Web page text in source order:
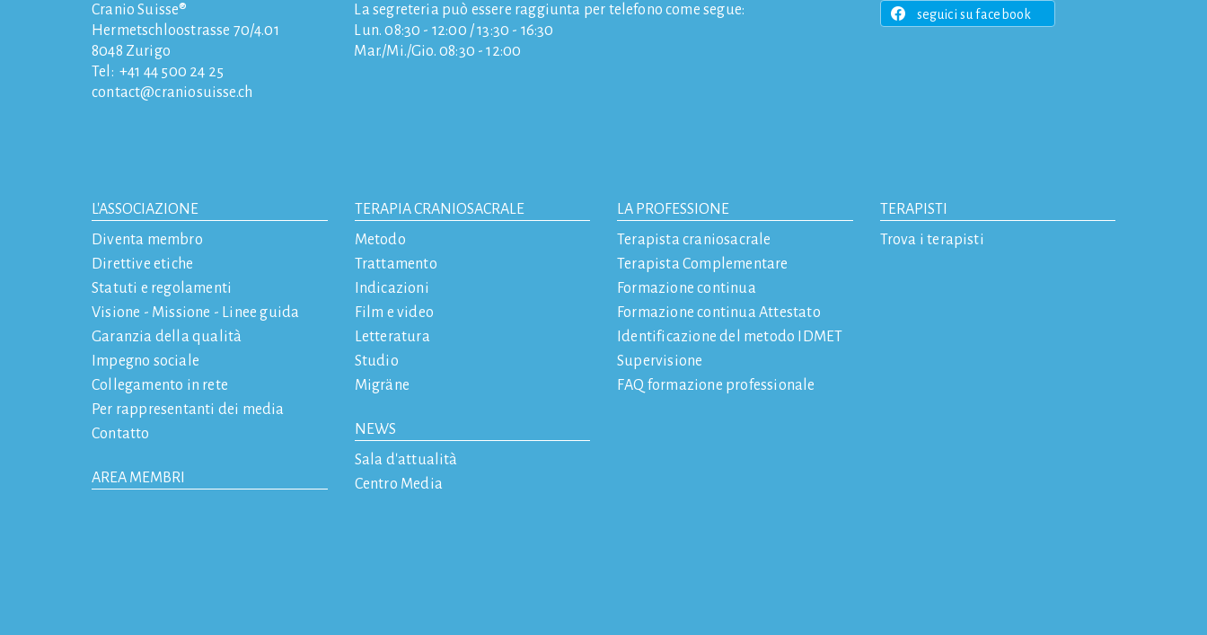
Cranio Suisse®
Hermetschloostrasse 70/4.01
8048 Zurigo
Tel: +41 44 500 24 25
contact
craniosuisse.ch
La segreteria può essere raggiunta per telefono come segue:
Lun. 08:30 - 12:00 / 13:30 - 16:30
Mar./Mi./Gio. 08:30 - 12:00
seguici su facebook
L'ASSOCIAZIONE
Diventa membro
Direttive etiche
Statuti e regolamenti
Visione - Missione - Linee guida
Garanzia della qualità
Impegno sociale
Collegamento in rete
Per rappresentanti dei media
Contatto
AREA MEMBRI
TERAPIA CRANIOSACRALE
Metodo
Trattamento
Indicazioni
Film e video
Letteratura
Studio
Migräne
NEWS
Sala d'attualità
Centro Media
LA PROFESSIONE
Terapista craniosacrale
Terapista Complementare
Formazione continua
Formazione continua Attestato
Identificazione del metodo IDMET
Supervisione
FAQ formazione professionale
TERAPISTI
Trova i terapisti